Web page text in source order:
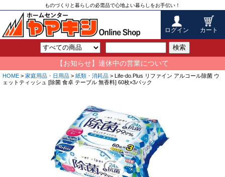
ものづくりと暮らしの必需品で心地よい暮らしをお手伝い！
ログイン カート
検索
【お知らせ】連休中の営業について
HOME > 家庭用品・日用品 > 紙類・消耗品 > Life-do.Plus リファイン アルコール除菌 ウ
ェットティッシュ [除菌 食卓 テーブル 無香料] 60枚×3パック